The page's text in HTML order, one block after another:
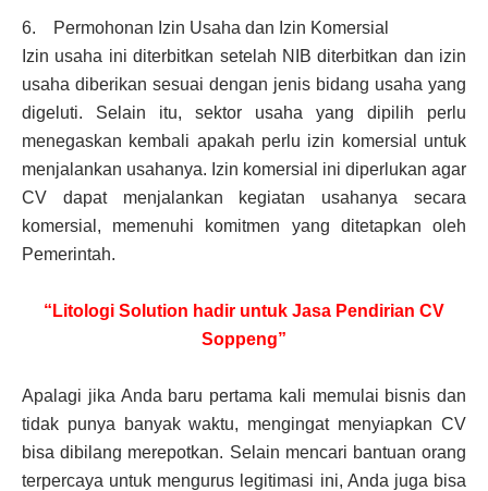
6. Permohonan Izin Usaha dan Izin Komersial
Izin usaha ini diterbitkan setelah NIB diterbitkan dan izin
usaha diberikan sesuai dengan jenis bidang usaha yang
digeluti. Selain itu, sektor usaha yang dipilih perlu
menegaskan kembali apakah perlu izin komersial untuk
menjalankan usahanya. Izin komersial ini diperlukan agar
CV dapat menjalankan kegiatan usahanya secara
komersial, memenuhi komitmen yang ditetapkan oleh
Pemerintah.
“Litologi Solution hadir untuk Jasa Pendirian CV
Soppeng”
Apalagi jika Anda baru pertama kali memulai bisnis dan
tidak punya banyak waktu, mengingat menyiapkan CV
bisa dibilang merepotkan. Selain mencari bantuan orang
terpercaya untuk mengurus legitimasi ini, Anda juga bisa